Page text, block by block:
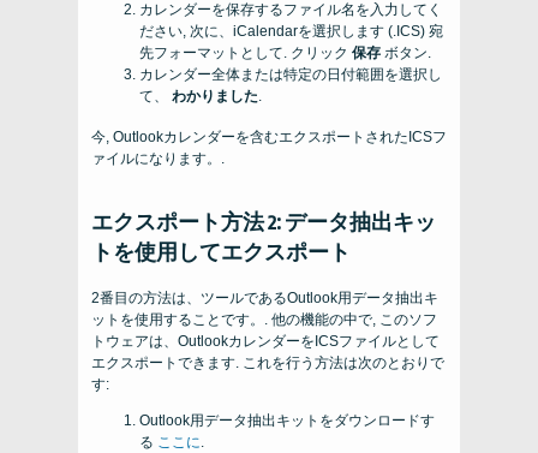
カレンダーを保存するファイル名を入力してく
ださい, 次に、iCalendarを選択します (.ICS) 宛
先フォーマットとして. クリック 保存 ボタン.
カレンダー全体または特定の日付範囲を選択し
て、 わかりました.
今, Outlookカレンダーを含むエクスポートされたICSフ
ァイルになります。.
エクスポート方法 2: データ抽出キッ
トを使用してエクスポート
2番目の方法は、ツールであるOutlook用データ抽出キ
ットを使用することです。. 他の機能の中で, このソフ
トウェアは、OutlookカレンダーをICSファイルとして
エクスポートできます. これを行う方法は次のとおりで
す:
Outlook用データ抽出キットをダウンロードす
る ここに.